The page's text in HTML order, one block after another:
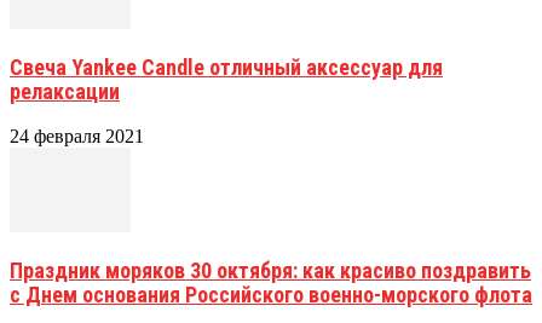
Свеча Yankee Candle отличный аксессуар для
релаксации
24 февраля 2021
Праздник моряков 30 октября: как красиво поздравить
с Днем основания Российского военно-морского флота